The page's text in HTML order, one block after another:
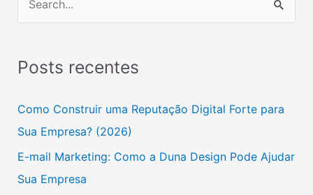
q
a
r
Posts recentes
Como Construir uma Reputação Digital Forte para
Sua Empresa? (2026)
E-mail Marketing: Como a Duna Design Pode Ajudar
Sua Empresa